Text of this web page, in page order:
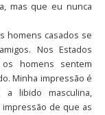
mas que eu nunca
homens casados se
Nos Estados
homens sentem
Minha impressão é
libido masculina,
impressão de que as